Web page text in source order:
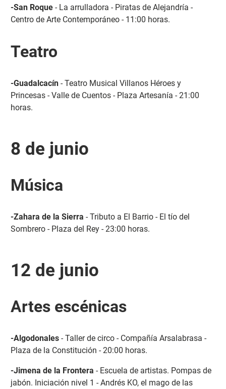
-San Roque- La arrulladora - Piratas de Alejandría -
Centro de Arte Contemporáneo - 11:00 horas.
Teatro
-Guadalcacín- Teatro Musical Villanos Héroes y
Princesas - Valle de Cuentos - Plaza Artesanía - 21:00
horas.
8 de junio
Música
-Zahara de la Sierra - Tributo a El Barrio - El tío del
Sombrero - Plaza del Rey - 23:00 horas.
12 de junio
Artes escénicas
-Algodonales- Taller de circo - Compañía Arsalabrasa -
Plaza de la Constitución - 20:00 horas.
-Jimena de la Frontera - Escuela de artistas. Pompas de
jabón. Iniciación nivel 1 - Andrés KO, el mago de las